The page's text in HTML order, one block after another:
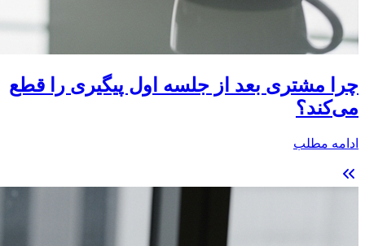
چرا مشتری بعد از جلسه اول پیگیری را قطع
می‌کند؟
ادامه مطلب